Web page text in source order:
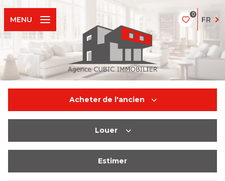
0
FR
MENU
Acheter de l'ancien
Louer
Estimer